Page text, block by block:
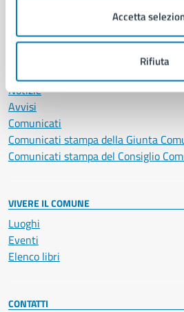
Accetta
Rifiuta
Notizie
Avvisi
Comunicati
Comunicati stampa della Giunta
Comunicati stampa del Consiglio
VIVERE IL COMUNE
Luoghi
Eventi
Elenco libri
CONTATTI